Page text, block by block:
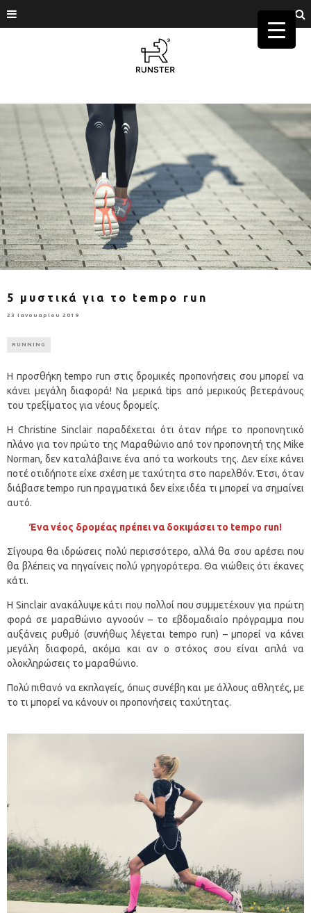
5 μυστικά για το tempo run
23 Ιανουαρίου 2019
RUNNING
Η προσθήκη tempo run στις δρομικές προπονήσεις σου μπορεί να
κάνει μεγάλη διαφορά! Να μερικά tips από μερικούς βετεράνους
του τρεξίματος για νέους δρομείς.
Η Christine Sinclair παραδέχεται ότι όταν πήρε το προπονητικό
πλάνο για τον πρώτο της Μαραθώνιο από τον προπονητή της Mike
Norman, δεν καταλάβαινε ένα από τα workouts της. Δεν είχε κάνει
ποτέ οτιδήποτε είχε σχέση με ταχύτητα στο παρελθόν. Έτσι, όταν
διάβασε tempo run πραγματικά δεν είχε ιδέα τι μπορεί να σημαίνει
αυτό.
Ένα νέος δρομέας πρέπει να δοκιμάσει το tempo run!
Σίγουρα θα ιδρώσεις πολύ περισσότερο, αλλά θα σου αρέσει που
θα βλέπεις να πηγαίνεις πολύ γρηγορότερα. Θα νιώθεις ότι έκανες
κάτι.
Η Sinclair ανακάλυψε κάτι που πολλοί που συμμετέχουν για πρώτη
φορά σε μαραθώνιο αγνοούν – το εβδομαδιαίο πρόγραμμα που
αυξάνεις ρυθμό (συνήθως λέγεται tempo run) – μπορεί να κάνει
μεγάλη διαφορά, ακόμα και αν ο στόχος σου είναι απλά να
ολοκληρώσεις το μαραθώνιο.
Πολύ πιθανό να εκπλαγείς, όπως συνέβη και με άλλους αθλητές, με
το τι μπορεί να κάνουν οι προπονήσεις ταχύτητας.